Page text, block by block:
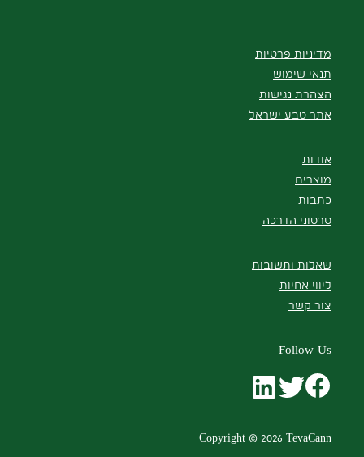
מדיניות פרטיות
תנאי שימוש
הצהרת נגישות
אתר טבע ישראל
אודות
מוצרים
כתבות
סרטוני הדרכה
שאלות ותשובות
ליווי אחיות
צור קשר
Follow Us
facebook
twitter
Copyright © 2026 TevaCann